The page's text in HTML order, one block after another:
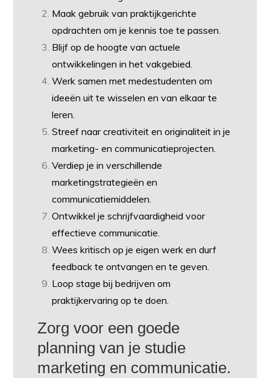
Maak gebruik van praktijkgerichte
opdrachten om je kennis toe te passen.
Blijf op de hoogte van actuele
ontwikkelingen in het vakgebied.
Werk samen met medestudenten om
ideeën uit te wisselen en van elkaar te
leren.
Streef naar creativiteit en originaliteit in je
marketing- en communicatieprojecten.
Verdiep je in verschillende
marketingstrategieën en
communicatiemiddelen.
Ontwikkel je schrijfvaardigheid voor
effectieve communicatie.
Wees kritisch op je eigen werk en durf
feedback te ontvangen en te geven.
Loop stage bij bedrijven om
praktijkervaring op te doen.
Zorg voor een goede
planning van je studie
marketing en communicatie.